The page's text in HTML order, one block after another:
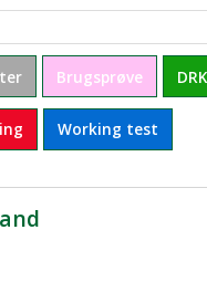
Brugsprøve
Working test